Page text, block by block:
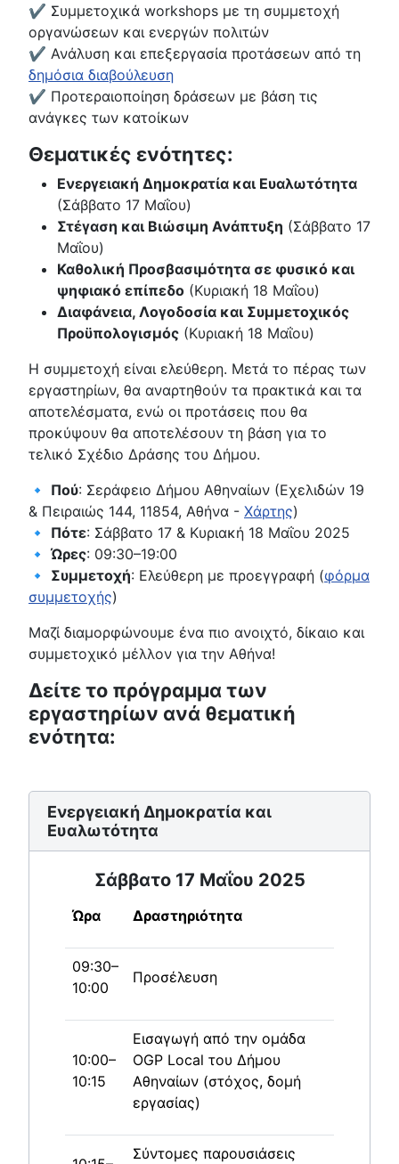
✔ Συμμετοχικά workshops με τη συμμετοχή
οργανώσεων και ενεργών πολιτών
✔ Ανάλυση και επεξεργασία προτάσεων από τη
δημόσια διαβούλευση
✔ Προτεραιοποίηση δράσεων με βάση τις
ανάγκες των κατοίκων
Θεματικές ενότητες:
Ενεργειακή Δημοκρατία και Ευαλωτότητα
(Σάββατο 17 Μαΐου)
Στέγαση και Βιώσιμη Ανάπτυξη (Σάββατο 17
Μαΐου)
Καθολική Προσβασιμότητα σε φυσικό και
ψηφιακό επίπεδο (Κυριακή 18 Μαΐου)
Διαφάνεια, Λογοδοσία και Συμμετοχικός
Προϋπολογισμός (Κυριακή 18 Μαΐου)
Η συμμετοχή είναι ελεύθερη. Μετά το πέρας των
εργαστηρίων, θα αναρτηθούν τα πρακτικά και τα
αποτελέσματα, ενώ οι προτάσεις που θα
προκύψουν θα αποτελέσουν τη βάση για το
τελικό Σχέδιο Δράσης του Δήμου.
🔹 Πού: Σεράφειο Δήμου Αθηναίων (Εχελιδών 19
& Πειραιώς 144, 11854, Αθήνα - Χάρτης)
🔹 Πότε: Σάββατο 17 & Κυριακή 18 Μαΐου 2025
🔹Ώρες: 09:30–19:00
🔹 Συμμετοχή: Ελεύθερη με προεγγραφή (φόρμα
συμμετοχής)
Μαζί διαμορφώνουμε ένα πιο ανοιχτό, δίκαιο και
συμμετοχικό μέλλον για την Αθήνα!
Δείτε το πρόγραμμα των
εργαστηρίων ανά θεματική
ενότητα:
Ενεργειακή Δημοκρατία και
Ευαλωτότητα
Σάββατο 17 Μαΐου 2025
Ώρα Δραστηριότητα
09:30–
10:00
Προσέλευση
10:00–
10:15
Εισαγωγή από την ομάδα
OGP Local του Δήμου
Αθηναίων (στόχος, δομή
εργασίας)
Σύντομες παρουσιάσεις